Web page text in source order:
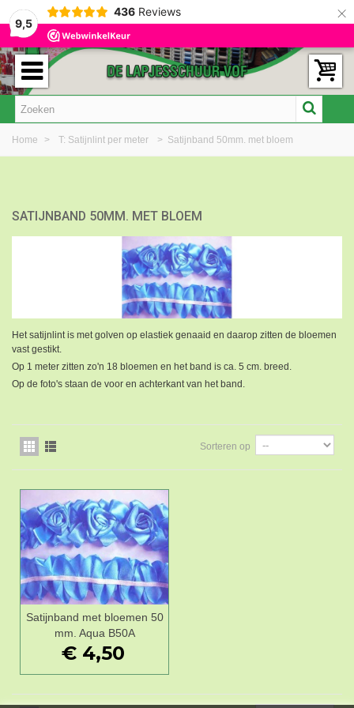
9,5
436 Reviews ×
Home > T: Satijnlint per meter > Satijnband 50mm. met bloem
SATIJNBAND 50MM. MET BLOEM
Het satijnlint is met golven op elastiek genaaid en daarop zitten de bloemen
vast gestikt.
Op 1 meter zitten zo'n 18 bloemen en het band is ca. 5 cm. breed.
Op de foto's staan de voor en achterkant van het band.
Sorteren op
Satijnband met bloemen 50
mm. Aqua B50A
€ 4,50